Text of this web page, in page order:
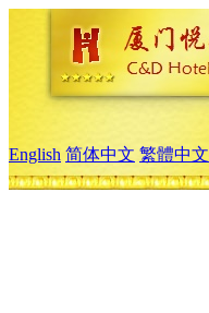
English 简体中文 繁體中文